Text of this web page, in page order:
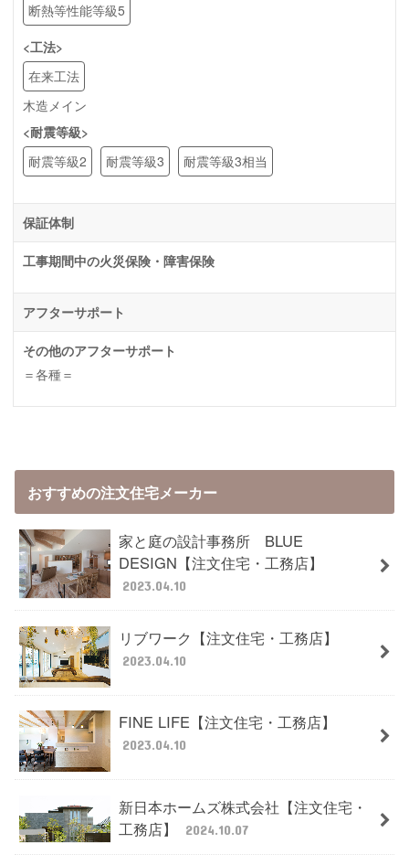
断熱等性能等級5
<工法>
在来工法
木造メイン
<耐震等級>
耐震等級2
耐震等級3 耐震等級3相当
保証体制
工事期間中の火災保険・障害保険
アフターサポート
その他のアフターサポート
＝各種＝
おすすめの注文住宅メーカー
家と庭の設計事務所 BLUE
DESIGN【注文住宅・工務店】
2023.04.10
リブワーク【注文住宅・工務店】
2023.04.10
FINE LIFE【注文住宅・工務店】
2023.04.10
新日本ホームズ株式会社【注文住宅・
工務店】
2024.10.07